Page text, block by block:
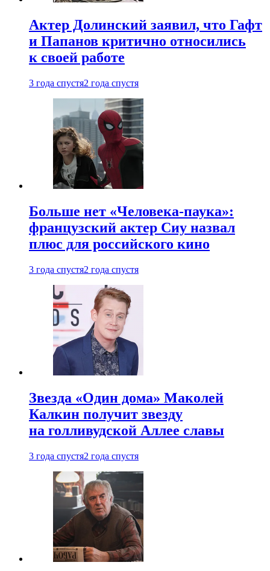
Актер Долинский заявил, что Гафт
и Папанов критично относились
к своей работе
3 года спустя2 года спустя
Больше нет «Человека-паука»:
французский актер Сиу назвал
плюс для российского кино
3 года спустя2 года спустя
Звезда «Один дома» Маколей
Калкин получит звезду
на голливудской Аллее славы
3 года спустя2 года спустя